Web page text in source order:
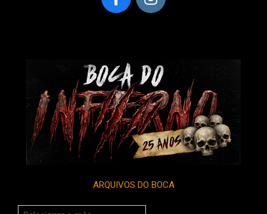
ARQUIVOS DO BOCA
Arquivos